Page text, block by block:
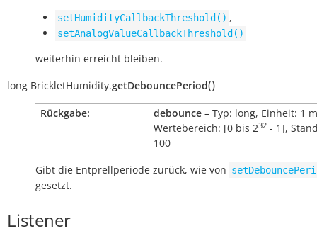
setHumidityCallbackThreshold() ,
setAnalogValueCallbackThreshold()
weiterhin erreicht bleiben.
long BrickletHumidity.getDebouncePeriod()
Rückgabe: debounce – Typ: long, Einheit: 1
Wertebereich: [0 bis 232 - 1],
100
Gibt die Entprellperiode zurück, wie von
gesetzt.
Listener